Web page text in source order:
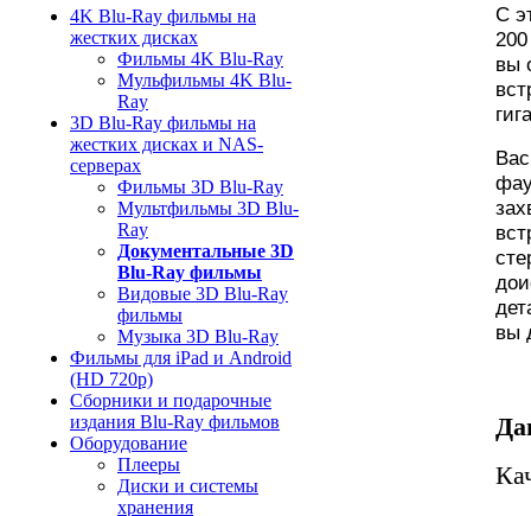
4K Blu-Ray фильмы на
жестких дисках
Фильмы 4K Blu-Ray
Мульфильмы 4K Blu-
Ray
3D Blu-Ray фильмы на
жестких дисках и NAS-
серверах
Фильмы 3D Blu-Ray
Мультфильмы 3D Blu-
Ray
Документальные 3D
Blu-Ray фильмы
Видовые 3D Blu-Ray
фильмы
Музыка 3D Blu-Ray
Фильмы для iPad и Android
(HD 720p)
Сборники и подарочные
издания Blu-Ray фильмов
Оборудование
Плееры
Диски и системы
хранения
С
вы
вы